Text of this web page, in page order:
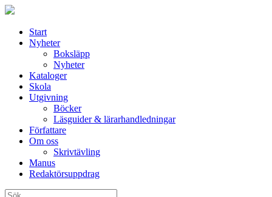
Start
Nyheter
Boksläpp
Nyheter
Kataloger
Skola
Utgivning
Böcker
Läsguider & lärarhandledningar
Författare
Om oss
Skrivtävling
Manus
Redaktörsuppdrag